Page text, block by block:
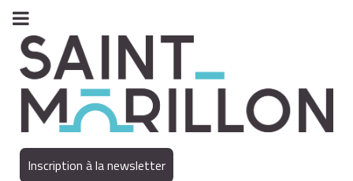
Inscription à la newsletter